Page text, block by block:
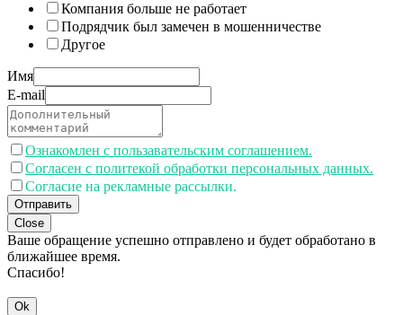
Компания больше не работает
Подрядчик был замечен в мошенничестве
Другое
Имя
E-mail
Ознакомлен с пользавательским соглашением.
Согласен с политекой обработки персональных данных.
Согласие на рекламные рассылки.
Отправить
Close
Ваше обращение успешно отправлено и будет обработано в
ближайшее время.
Спасибо!
Ok